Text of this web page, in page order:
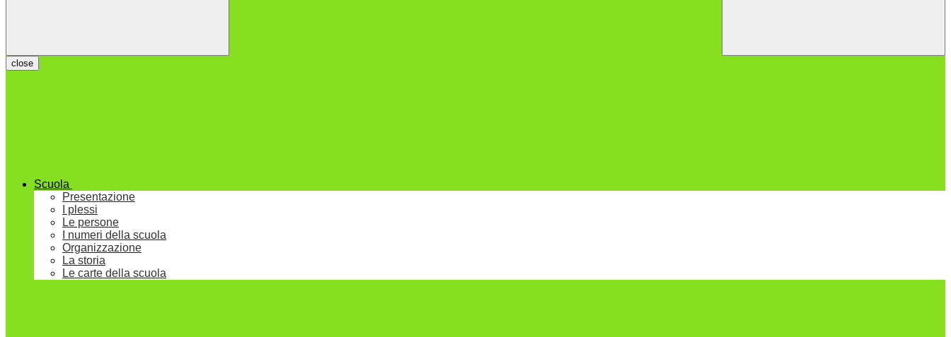
close
Scuola
Presentazione
I plessi
Le persone
I numeri della scuola
Organizzazione
La storia
Le carte della scuola